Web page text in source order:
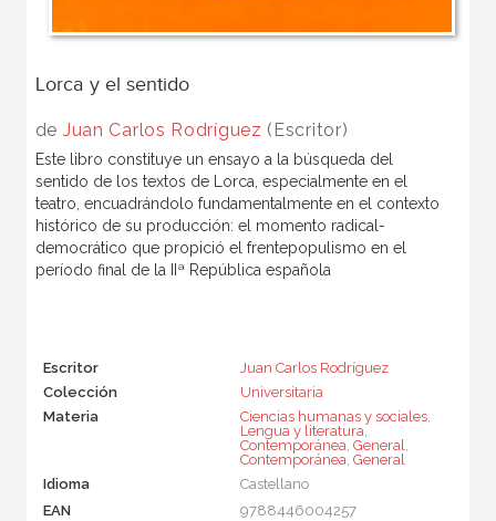
Lorca y el sentido
de Juan Carlos Rodríguez (Escritor)
Este libro constituye un ensayo a la búsqueda del
sentido de los textos de Lorca, especialmente en el
teatro, encuadrándolo fundamentalmente en el contexto
histórico de su producción: el momento radical-
democrático que propició el frentepopulismo en el
período final de la IIª República española
Escritor
Juan Carlos Rodríguez
Colección
Universitaria
Materia
Ciencias humanas y sociales,
Lengua y literatura,
Contemporánea, General,
Contemporánea, General
Idioma
Castellano
EAN
9788446004257